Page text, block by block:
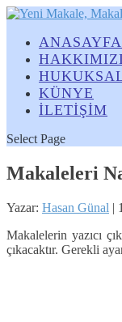
ANASAYFA
KÜNYE
İLETİŞİM
Select Page
Makaleleri
Yazar: Hasan Günal |
Makalelerin yazıcı
çıkacaktır. Gerekli